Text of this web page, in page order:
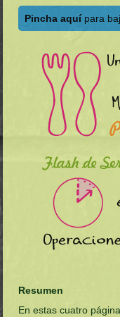
Pincha aquípara
Resumen
En estas cuatro